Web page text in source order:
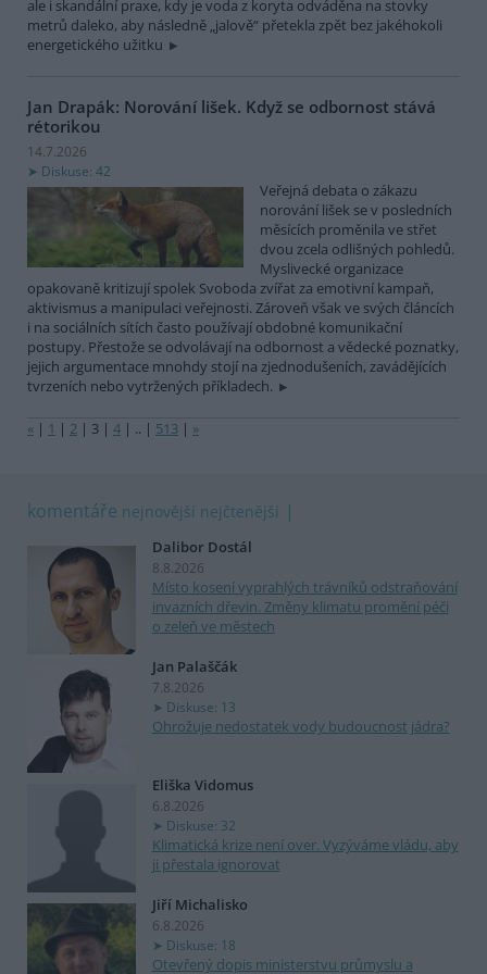
ale i skandální praxe, kdy je voda z koryta odváděna na stovky
metrů daleko, aby následně „jalově“ přetekla zpět bez jakéhokoli
energetického užitku
Jan Drapák: Norování lišek. Když se odbornost stává
rétorikou
14.7.2026
Diskuse: 42
Veřejná debata o zákazu
norování lišek se v posledních
měsících proměnila ve střet
dvou zcela odlišných pohledů.
Myslivecké organizace
opakovaně kritizují spolek Svoboda zvířat za emotivní kampaň,
aktivismus a manipulaci veřejnosti. Zároveň však ve svých článcích
i na sociálních sítích často používají obdobné komunikační
postupy. Přestože se odvolávají na odbornost a vědecké poznatky,
jejich argumentace mnohdy stojí na zjednodušeních, zavádějících
tvrzeních nebo vytržených příkladech.
« | 1 | 2 | 3 | 4 | .. | 513 | »
komentáře nejnovější nejčtenější
Dalibor Dostál
8.8.2026
Místo kosení vyprahlých trávníků odstraňování
invazních dřevin. Změny klimatu promění péči
o zeleň ve městech
Jan Palaščák
7.8.2026
Diskuse: 13
Ohrožuje nedostatek vody budoucnost jádra?
Eliška Vidomus
6.8.2026
Diskuse: 32
Klimatická krize není over. Vyzýváme vládu, aby
ji přestala ignorovat
Jiří Michalisko
6.8.2026
Diskuse: 18
Otevřený dopis ministerstvu průmyslu a